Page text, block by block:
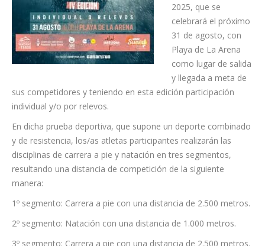
2025, que se
celebrará el próximo
31 de agosto, con
Playa de La Arena
como lugar de salida
y llegada a meta de
sus competidores y teniendo en esta edición participación
individual y/o por relevos.
y de resistencia, los/as atletas participantes realizarán las
disciplinas de carrera a pie y natación en tres segmentos,
resultando una distancia de competición de la siguiente